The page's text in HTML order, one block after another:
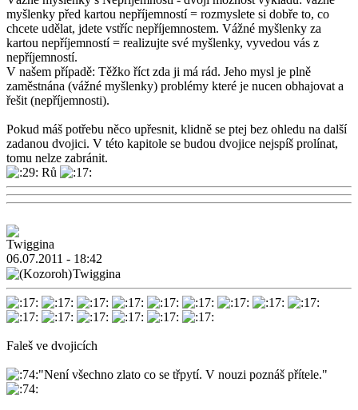
myšlenky před kartou nepříjemností = rozmyslete si dobře to, co
chcete udělat, jdete vstříc nepříjemnostem. Vážné myšlenky za
kartou nepříjemností = realizujte své myšlenky, vyvedou vás z
nepříjemností.
V našem případě: Těžko říct zda ji má rád. Jeho mysl je plně
zaměstnána (vážné myšlenky) problémy které je nucen obhajovat a
řešit (nepříjemnosti).
Pokud máš potřebu něco upřesnit, klidně se ptej bez ohledu na další
zadanou dvojici. V této kapitole se budou dvojice nejspíš prolínat,
tomu nelze zabránit.
Rů
06.07.2011 - 18:42
Twiggina
Faleš ve dvojicích
"Není všechno zlato co se třpytí. V nouzi poznáš přítele."